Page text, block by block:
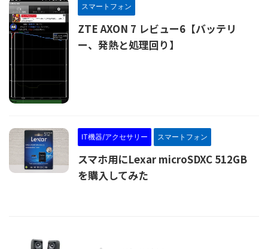
スマートフォン
ZTE AXON 7 レビュー6【バッテリ
ー、発熱と処理回り】
IT機器/アクセサリー スマートフォン
スマホ用にLexar microSDXC 512GB
を購入してみた